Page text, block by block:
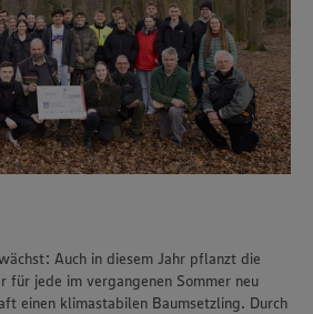
Auch in diesem Jahr pflanzt die
für jede im vergangenen Sommer neu
einen klimastabilen Baumsetzling. Durch